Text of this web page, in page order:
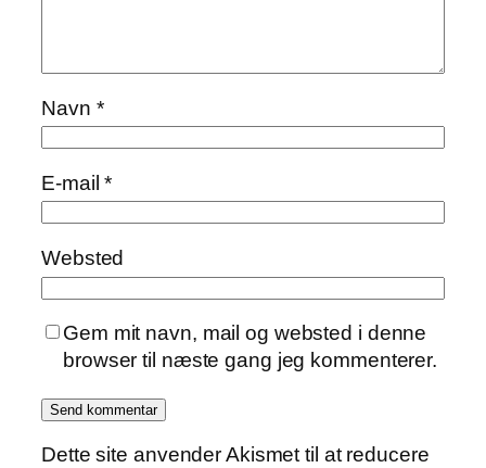
Navn *
E-mail*
Websted
Gem mit navn, mail og websted i denne
browser til næste gang jeg kommenterer.
Dette site anvender Akismet til at reducere